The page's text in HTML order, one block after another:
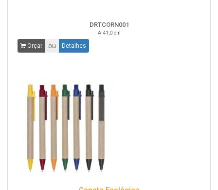
DRTCORN001
A 41,0 cm
Orçar ou Detalhes